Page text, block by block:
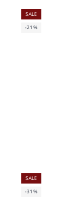
SALE
-21%
SALE
-31%